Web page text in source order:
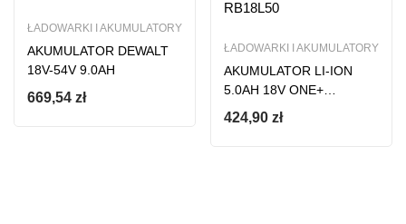
ŁADOWARKI I AKUMULATORY
AKUMULATOR DEWALT
18V-54V 9.0AH
669,54 zł
ŁADOWARKI I AKUMULATORY
AKUMULATOR LI-ION
5.0AH 18V ONE+
RB18L50
424,90 zł